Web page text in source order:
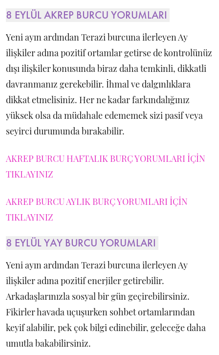
8 EYLÜL AKREP BURCU YORUMLARI
Yeni ayın ardından Terazi burcuna ilerleyen Ay
ilişkiler adına pozitif ortamlar getirse de kontrolünüz
dışı ilişkiler konusunda biraz daha temkinli, dikkatli
davranmanız gerekebilir. İhmal ve dalgınlıklara
dikkat etmelisiniz. Her ne kadar farkındalığınız
yüksek olsa da müdahale edememek sizi pasif veya
seyirci durumunda bırakabilir.
AKREP BURCU HAFTALIK BURÇ YORUMLARI İÇİN
TIKLAYINIZ
AKREP BURCU AYLIK BURÇ YORUMLARI İÇİN
TIKLAYINIZ
8 EYLÜL YAY BURCU YORUMLARI
Yeni ayın ardından Terazi burcuna ilerleyen Ay
ilişkiler adına pozitif enerjiler getirebilir.
Arkadaşlarınızla sosyal bir gün geçirebilirsiniz.
Fikirler havada uçuşurken sohbet ortamlarından
keyif alabilir, pek çok bilgi edinebilir, geleceğe daha
umutla bakabilirsiniz.